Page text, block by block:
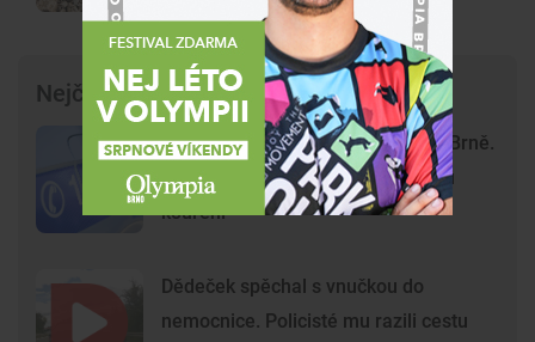
Nejčtenější články
Krvavý útok na hlavním nádraží v Brně.
Agresoři zbili ostrahu kvůli zákazu
kouření
Dědeček spěchal s vnučkou do
nemocnice. Policisté mu razili cestu